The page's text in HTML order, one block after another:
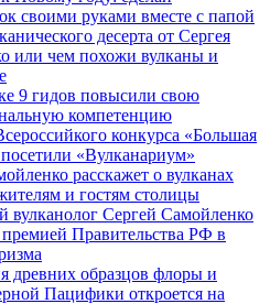
своими руками вместе с папой
десерта от Сергея
или чем похожи вулканы и
9 гидов повысили свою
компетенцию
конкурса «Большая
«Вулканариум»
расскажет о вулканах
и гостям столицы
вулканолог Сергей Самойленко
Правительства РФ в
древних образцов флоры и
Пацифики откроется на